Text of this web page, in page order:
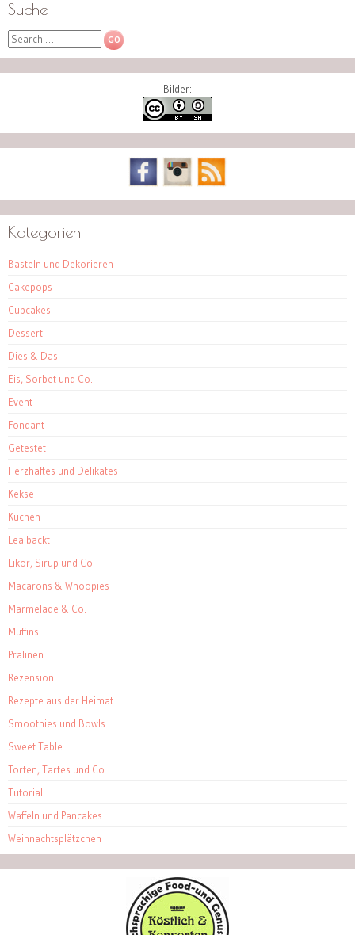
Suche
Search
Bilder:
Kategorien
Basteln und Dekorieren
Cakepops
Cupcakes
Dessert
Dies & Das
Eis, Sorbet und Co.
Event
Fondant
Getestet
Herzhaftes und Delikates
Kekse
Kuchen
Lea backt
Likör, Sirup und Co.
Macarons & Whoopies
Marmelade & Co.
Muffins
Pralinen
Rezension
Rezepte aus der Heimat
Smoothies und Bowls
Sweet Table
Torten, Tartes und Co.
Tutorial
Waffeln und Pancakes
Weihnachtsplätzchen